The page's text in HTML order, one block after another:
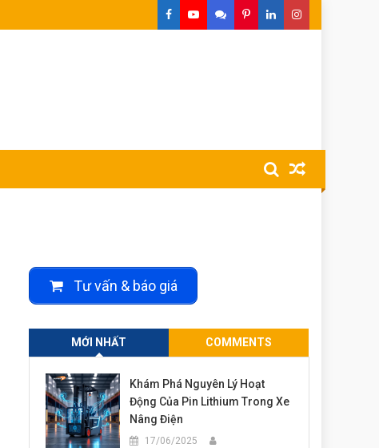
Tư vấn & báo giá
MỚI NHẤT COMMENTS
Khám Phá Nguyên Lý Hoạt
Động Của Pin Lithium Trong Xe
Nâng Điện
17/06/2025